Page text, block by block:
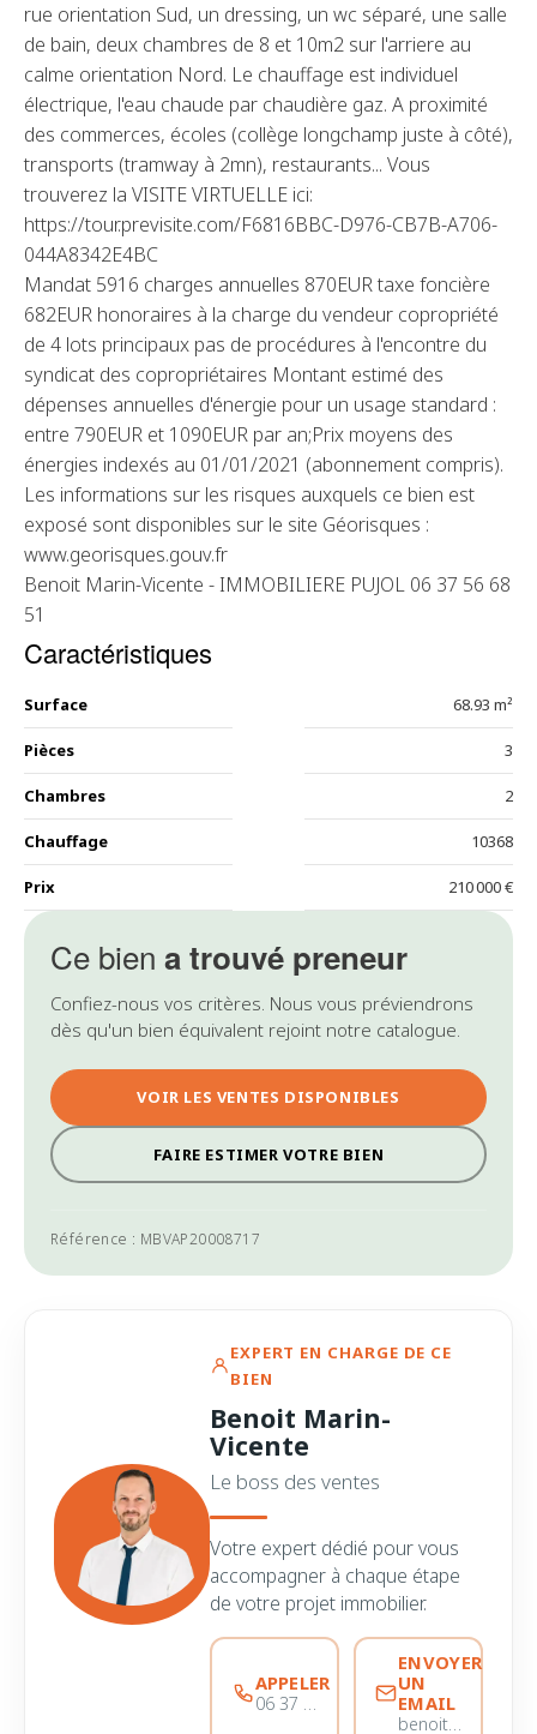
Ce bien a trouvé preneur
Confiez-nous vos critères. Nous vous préviendrons
dès qu'un bien équivalent rejoint notre catalogue.
VOIR LES VENTES DISPONIBLES
FAIRE ESTIMER VOTRE BIEN
Référence : MBVAP20008717
rue orientation Sud, un dressing, un wc séparé, une salle
de bain, deux chambres de 8 et 10m2 sur l'arriere au
calme orientation Nord. Le chauffage est individuel
électrique, l'eau chaude par chaudière gaz. A proximité
des commerces, écoles (collège longchamp juste à côté),
transports (tramway à 2mn), restaurants... Vous
trouverez la VISITE VIRTUELLE ici:
https://tour.previsite.com/F6816BBC-D976-CB7B-A706-
044A8342E4BC
Mandat 5916 charges annuelles 870EUR taxe foncière
682EUR honoraires à la charge du vendeur copropriété
de 4 lots principaux pas de procédures à l'encontre du
syndicat des copropriétaires Montant estimé des
dépenses annuelles d'énergie pour un usage standard :
entre 790EUR et 1090EUR par an;Prix moyens des
énergies indexés au 01/01/2021 (abonnement compris).
Les informations sur les risques auxquels ce bien est
exposé sont disponibles sur le site Géorisques :
www.georisques.gouv.fr
Benoit Marin-Vicente - IMMOBILIERE PUJOL 06 37 56 68
51
Caractéristiques
Surface 68.93 m²
Pièces 3
Chambres 2
Chauffage 10368
Prix 210 000 €
EXPERT EN CHARGE DE CE
BIEN
Benoit Marin-
Vicente
Le boss des ventes
Votre expert dédié pour vous
accompagner à chaque étape
de votre projet immobilier.
APPELER
06 37 56 68 51
ENVOYER
UN
EMAIL
benoitmarinvicente@immobiliere-pujol.fr